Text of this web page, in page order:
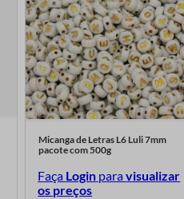
Micanga de Letras L6 Luli 7mm
pacote com 500g
Faça Login paravisualizar
os preços